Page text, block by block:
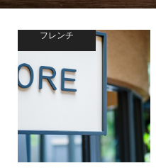
フレンチ